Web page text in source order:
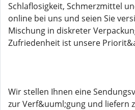
Schlaflosigkeit, Schmerzmittel
online bei uns und seien Sie
Mischung in diskreter
Zufriedenheit ist unsere
Wir stellen Ihnen eine
zur Verf&uuml;gung und liefern